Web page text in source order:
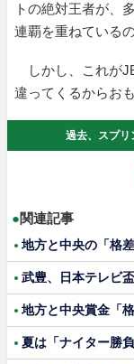
トの絶対王者が、
連覇を重ねているの
しかし、これが
違ってくるからおも
過去、スプリ
●関連記事
地方と中央の「格
武豊、日本テレビ
地方と中央賞金「格
夏は「ナイター勝負